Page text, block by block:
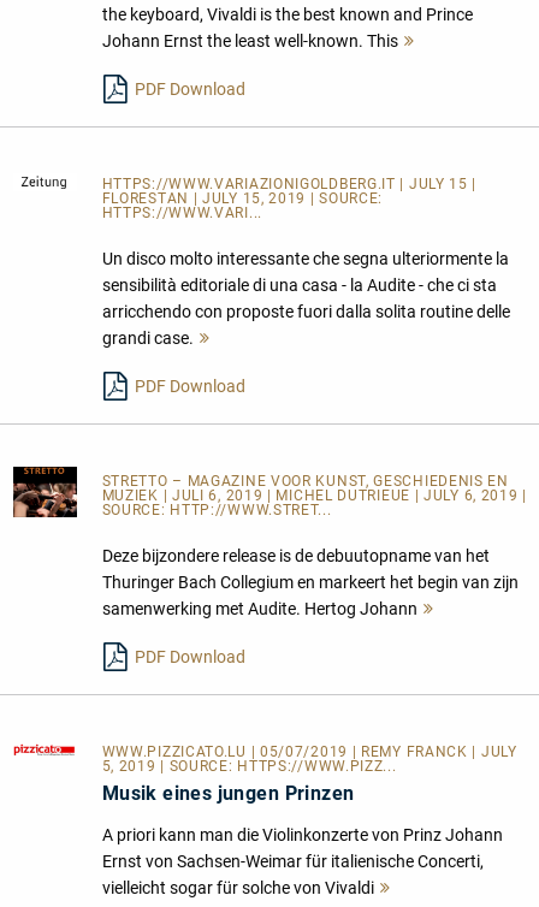
the keyboard, Vivaldi is the best known and Prince
Johann Ernst the least well-known. This
PDF Download
HTTPS://WWW.VARIAZIONIGOLDBERG.IT
| JULY 15 |
FLORESTAN | JULY 15, 2019 | SOURCE:
HTTPS://WWW.VARI...
Un disco molto interessante che segna ulteriormente la
sensibilità editoriale di una casa - la Audite - che ci sta
arricchendo con proposte fuori dalla solita routine delle
grandi case.
PDF Download
STRETTO – MAGAZINE VOOR KUNST, GESCHIEDENIS EN
MUZIEK
| JULI 6, 2019 | MICHEL DUTRIEUE | JULY 6, 2019 |
SOURCE: HTTP://WWW.STRET...
Deze bijzondere release is de debuutopname van het
Thuringer Bach Collegium en markeert het begin van zijn
samenwerking met Audite. Hertog Johann
PDF Download
WWW.PIZZICATO.LU
| 05/07/2019 | REMY FRANCK | JULY
5, 2019 | SOURCE: HTTPS://WWW.PIZZ...
Musik eines jungen Prinzen
A priori kann man die Violinkonzerte von Prinz Johann
Ernst von Sachsen-Weimar für italienische Concerti,
vielleicht sogar für solche von Vivaldi